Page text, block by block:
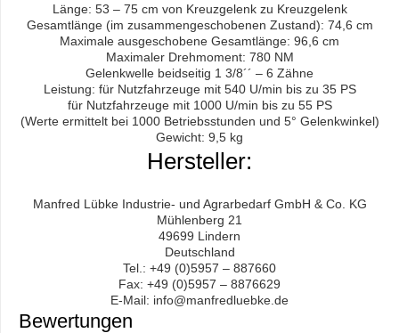
Länge: 53 – 75 cm von Kreuzgelenk zu Kreuzgelenk
Gesamtlänge (im zusammengeschobenen Zustand): 74,6 cm
Maximale ausgeschobene Gesamtlänge: 96,6 cm
Maximaler Drehmoment: 780 NM
Gelenkwelle beidseitig 1 3/8´´ – 6 Zähne
Leistung: für Nutzfahrzeuge mit 540 U/min bis zu 35 PS
für Nutzfahrzeuge mit 1000 U/min bis zu 55 PS
(Werte ermittelt bei 1000 Betriebsstunden und 5° Gelenkwinkel)
Gewicht: 9,5 kg
Hersteller:
Manfred Lübke Industrie- und Agrarbedarf GmbH & Co. KG
Mühlenberg 21
49699 Lindern
Deutschland
Tel.: +49 (0)5957 – 887660
Fax: +49 (0)5957 – 8876629
E-Mail: info@manfredluebke.de
Bewertungen